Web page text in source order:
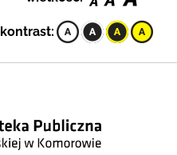
kontrast: